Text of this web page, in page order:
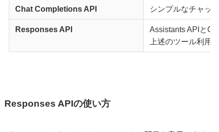
Chat Completions API シンプルなチャッ
Responses API
Assistants APIと
上述のツール利用
Responses APIの使い方